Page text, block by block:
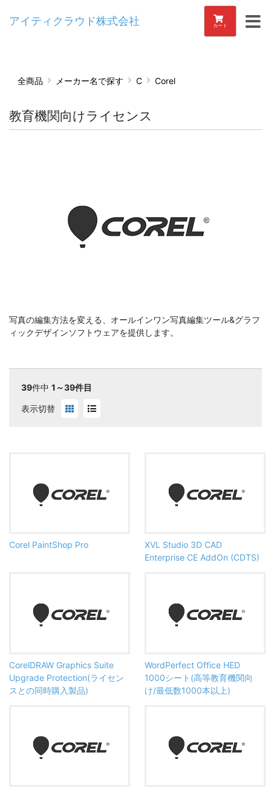
アイティクラウド株式会社 カート
全商品 メーカー名で探す C Corel
教育機関向けライセンス
写真の編集方法を変える、オールインワン写真編集ツール&グラフ
ィックデザインソフトウェアを提供します。
39件中 1～39件目
表示切替
Corel PaintShop Pro
XVL Studio 3D CAD
Enterprise CE AddOn (CDTS)
CorelDRAW Graphics Suite
Upgrade Protection(ライセン
スとの同時購入製品)
WordPerfect Office HED
1000シート(高等教育機関向
け/最低数1000本以上)